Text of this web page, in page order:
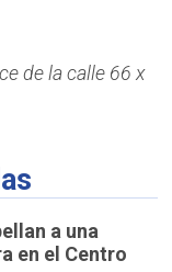
de la calle 66 x
a una
en el Centro